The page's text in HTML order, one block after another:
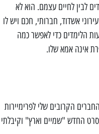
לבין לחיים עצמם. הוא לא
אשדוד, חברותי, חכם ויש לו
הלימדים כדי לאפשר כמה
אינה אמא שלו.
הקרובים שלי לפרימיירות
החדש "שמיים וארץ" וקיבלתי